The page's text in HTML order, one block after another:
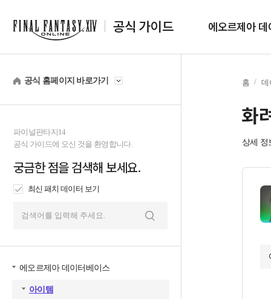
공식 가이드 에오르제아
공식 홈페이지 바로가기
파이널판타지14
공식 가이드에 오신 것을 환영합니다.
궁금한 점을 검색해 보세요.
최신 패치 데이터 보기
에오르제아 데이터베이스
아이템
홈 데
화
상세 정